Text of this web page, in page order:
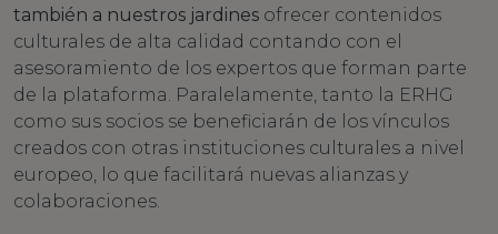
también a nuestros jardines ofrecer contenidos
culturales de alta calidad contando con el
asesoramiento de los expertos que forman parte
de la plataforma. Paralelamente, tanto la ERHG
como sus socios se beneficiarán de los vínculos
creados con otras instituciones culturales a nivel
europeo, lo que facilitará nuevas alianzas y
colaboraciones.